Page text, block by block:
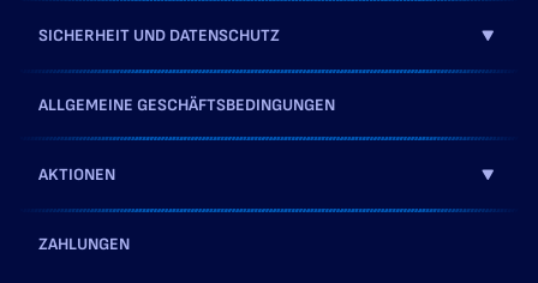
SICHERHEIT UND DATENSCHUTZ
ALLGEMEINE GESCHÄFTSBEDINGUNGEN
AKTIONEN
ZAHLUNGEN